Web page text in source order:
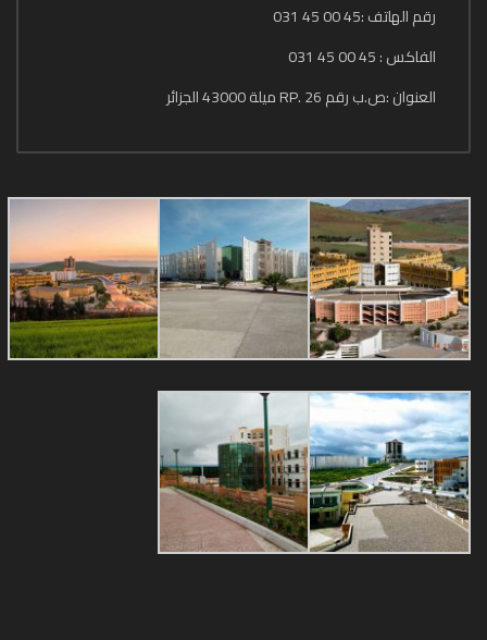
رقم الهاتف :45 00 45 031
الفاكس : 45 00 45 031
العنوان :ص.ب رقم 26 .RP ميلة 43000 الجزائر